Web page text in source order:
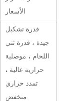
الأسعار
قدرة تشكيل
جيدة ، قدرة ثني
اللحام ، موصلية
حرارية عالية ،
تمدد حراري
منخفض